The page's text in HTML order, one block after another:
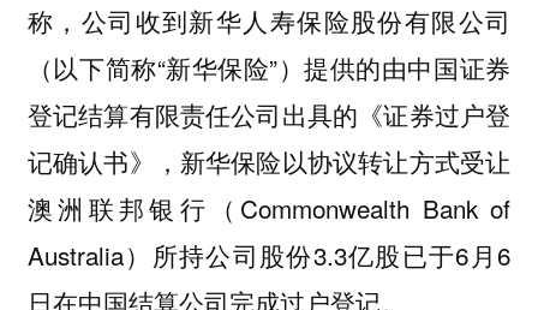
称，公司收到新华人寿保险股份有限公司
（以下简称“新华保险”）提供的由中国证券
登记结算有限责任公司出具的《证券过户登
记确认书》，新华保险以协议转让方式受让
澳洲联邦银行（Commonwealth Bank of
Australia）所持公司股份3.3亿股已于6月6
日在中国结算公司完成过户登记。